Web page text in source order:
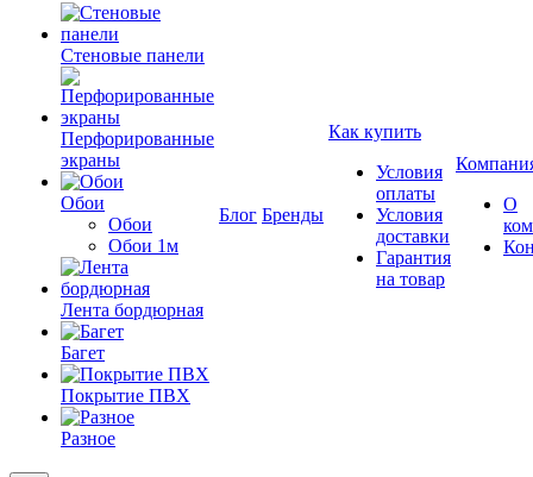
Стеновые панели
Перфорированные
экраны
Обои
Обои
Обои 1м
Лента бордюрная
Багет
Покрытие ПВХ
Разное
Блог Бренды
Как купить
Условия
оплаты
Условия
доставки
Гарантия
на товар
О